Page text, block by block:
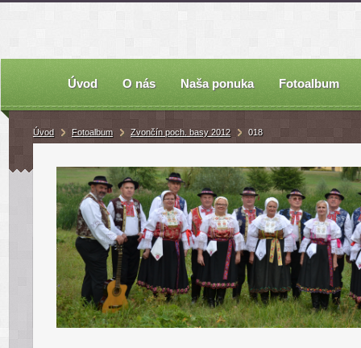
Úvod O nás Naša ponuka Fotoalbum
Úvod Fotoalbum Zvončín poch. basy 2012 018